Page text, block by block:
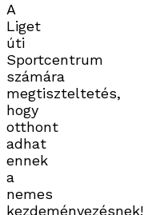
A
Liget
úti
Sportcentrum
számára
megtiszteltetés,
hogy
otthont
adhat
ennek
a
nemes
kezdeményezésnek!